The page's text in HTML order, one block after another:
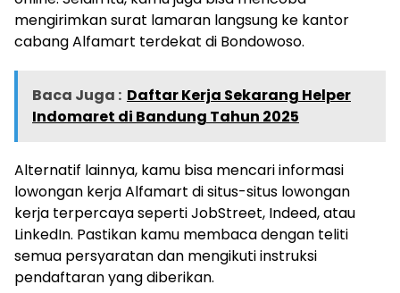
mengirimkan surat lamaran langsung ke kantor
cabang Alfamart terdekat di Bondowoso.
Baca Juga : Daftar Kerja Sekarang Helper
Indomaret di Bandung Tahun 2025
Alternatif lainnya, kamu bisa mencari informasi
lowongan kerja Alfamart di situs-situs lowongan
kerja terpercaya seperti JobStreet, Indeed, atau
LinkedIn. Pastikan kamu membaca dengan teliti
semua persyaratan dan mengikuti instruksi
pendaftaran yang diberikan.